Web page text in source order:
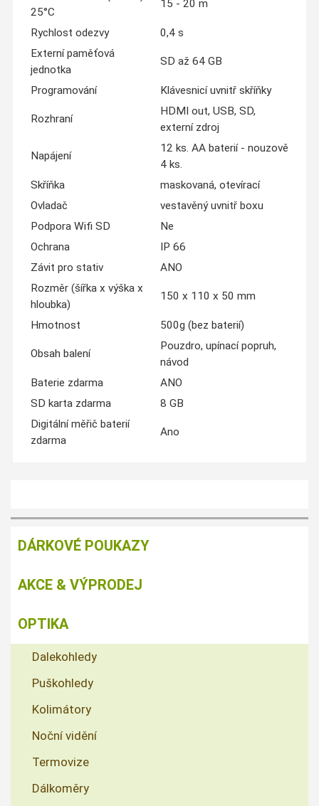
25°C
15 - 20 m
Rychlost odezvy
0,4 s
Externí paměťová
jednotka
SD až 64 GB
Programování Klávesnicí uvnitř skříňky
Rozhraní
HDMI out, USB, SD,
externí zdroj
Napájení
12 ks. AA baterií - nouzově
4 ks.
Skříňka
maskovaná, otevírací
Ovladač
vestavěný uvnitř boxu
Podpora Wifi SD
Ne
Ochrana
IP 66
Závit pro stativ
ANO
Rozměr (šířka x výška x
hloubka)
150 x 110 x 50 mm
Hmotnost 500g (bez baterií)
Obsah balení
Pouzdro, upínací popruh,
návod
Baterie zdarma
ANO
SD karta zdarma
8 GB
Digitální měřič baterií
zdarma
Ano
DÁRKOVÉ POUKAZY
AKCE & VÝPRODEJ
OPTIKA
Dalekohledy
Puškohledy
Kolimátory
Noční vidění
Termovize
Dálkoměry